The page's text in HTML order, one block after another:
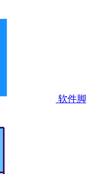
软件脚